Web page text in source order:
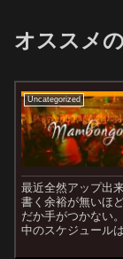
オススメ
Uncategorized
最近全然アップ出
書く余裕が無いほ
だか手がつかない
中のスケジュール